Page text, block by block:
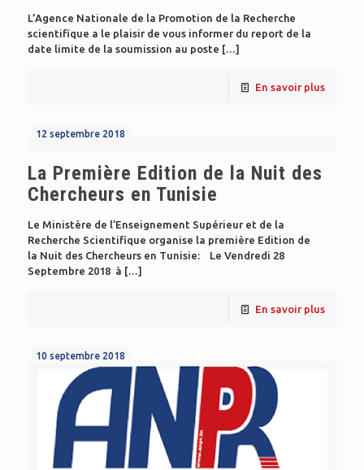
L’Agence Nationale de la Promotion de la Recherche
scientifique a le plaisir de vous informer du report de la
date limite de la soumission au poste […]
En savoir plus
12 septembre 2018
La Première Edition de la Nuit des
Chercheurs en Tunisie
Le Ministère de l’Enseignement Supérieur et de la
Recherche Scientifique organise la première Edition de
la Nuit des Chercheurs en Tunisie: Le Vendredi 28
Septembre 2018 à […]
En savoir plus
10 septembre 2018